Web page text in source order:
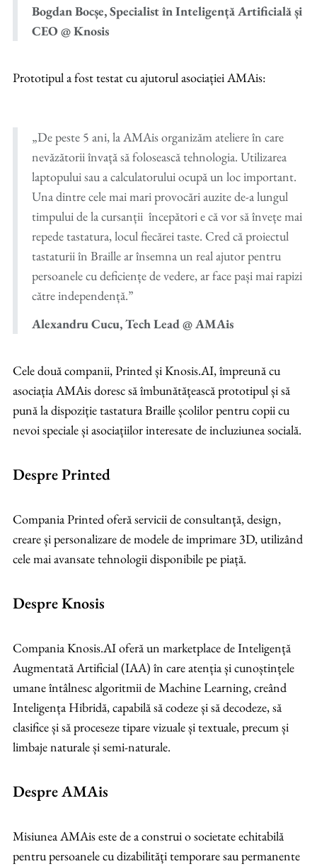
Bogdan Bocșe, Specialist în Inteligență Artificială și
CEO @ Knosis
Prototipul a fost testat cu ajutorul asociației AMAis:
„De peste 5 ani, la AMAis organizăm ateliere în care
nevăzătorii învață să folosească tehnologia. Utilizarea
laptopului sau a calculatorului ocupă un loc important.
Una dintre cele mai mari provocări auzite de-a lungul
timpului de la cursanții începători e că vor să învețe mai
repede tastatura, locul fiecărei taste. Cred că proiectul
tastaturii în Braille ar însemna un real ajutor pentru
persoanele cu deficiențe de vedere, ar face pași mai rapizi
către independență.”
Alexandru Cucu, Tech Lead @ AMAis
Cele două companii, Printed și Knosis.AI, împreună cu
asociația AMAis doresc să îmbunătățească prototipul și să
pună la dispoziție tastatura Braille școlilor pentru copii cu
nevoi speciale și asociațiilor interesate de incluziunea socială.
Despre Printed
Compania Printed oferă servicii de consultanță, design,
creare și personalizare de modele de imprimare 3D, utilizând
cele mai avansate tehnologii disponibile pe piață.
Despre Knosis
Compania Knosis.AI oferă un marketplace de Inteligență
Augmentată Artificial (IAA) în care atenția și cunoștințele
umane întâlnesc algoritmii de Machine Learning, creând
Inteligența Hibridă, capabilă să codeze și să decodeze, să
clasifice și să proceseze tipare vizuale și textuale, precum și
limbaje naturale și semi-naturale.
Despre AMAis
Misiunea AMAis este de a construi o societate echitabilă
pentru persoanele cu dizabilități temporare sau permanente